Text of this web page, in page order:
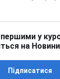
у
на
Підписатися